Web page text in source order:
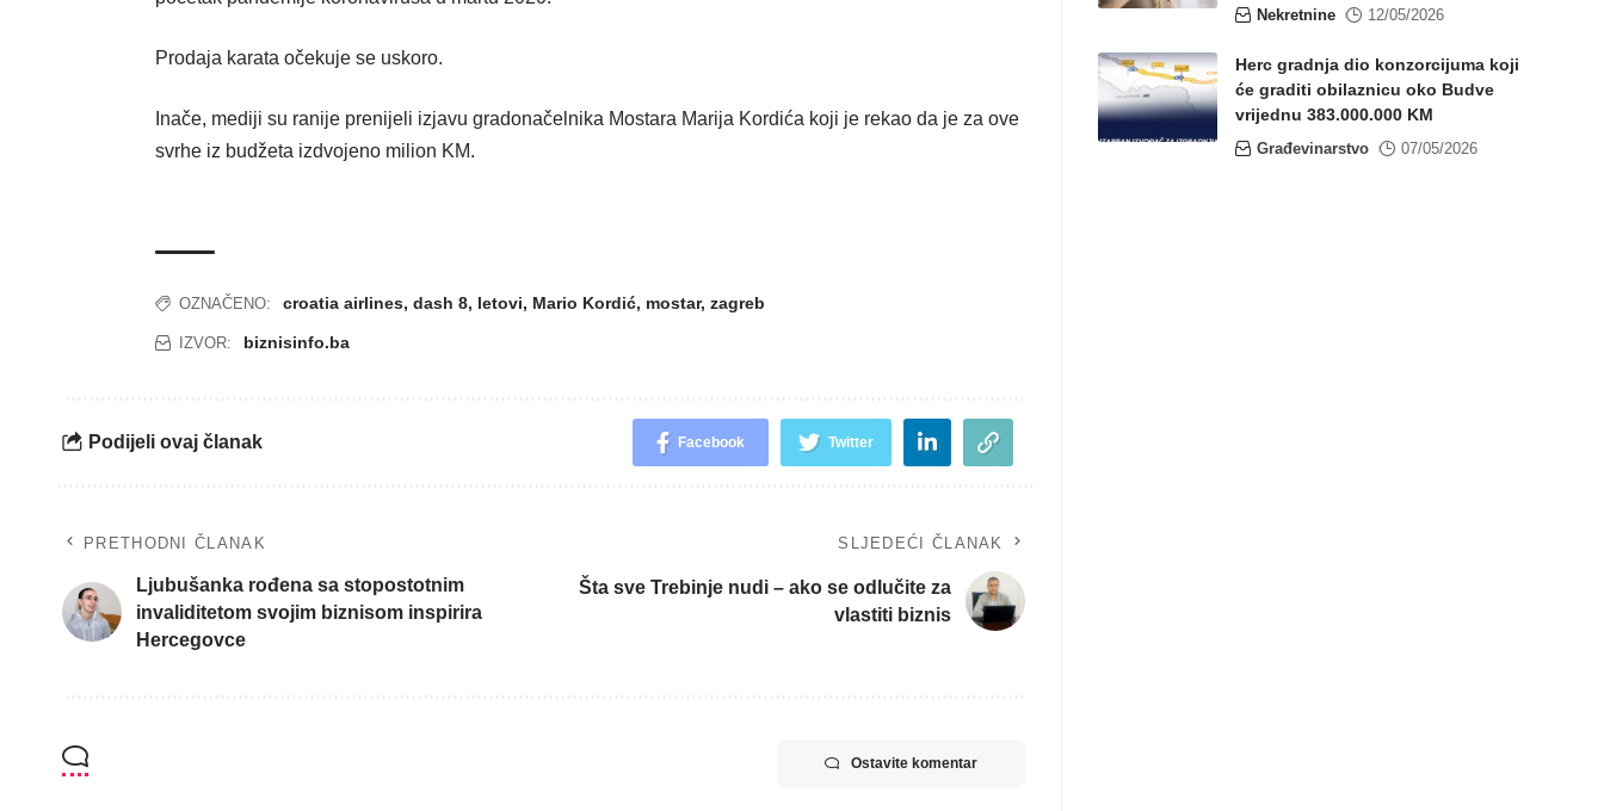
Prodaja karata očekuje se uskoro.
Inače, mediji su ranije prenijeli izjavu gradonačelnika Mostara Marija Kordića koji je rekao da je za ove
svrhe iz budžeta izdvojeno milion KM.
OZNAČENO: croatia airlines, dash 8, letovi, Mario Kordić, mostar, zagreb
IZVOR: biznisinfo.ba
Podijeli ovaj članak Facebook Twitter
PRETHODNI ČLANAK
Ljubušanka rođena sa stopostotnim
invaliditetom svojim biznisom inspirira
Hercegovce
SLJEDEĆI ČLANAK
Šta sve Trebinje nudi – ako se odlučite za
vlastiti biznis
Ostavite komentar
Nekretnine 12/05/2026
Herc gradnja dio konzorcijuma koji
će graditi obilaznicu oko Budve
vrijednu 383.000.000 KM
Građevinarstvo 07/05/2026